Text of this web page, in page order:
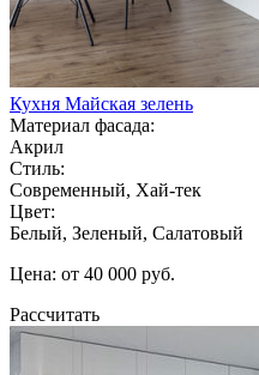
Кухня Майская зелень
Материал фасада:
Акрил
Стиль:
Современный, Хай-тек
Цвет:
Белый, Зеленый, Салатовый
Цена: от 40 000 руб.
Рассчитать